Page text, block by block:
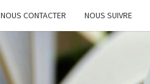
NOUS CONTACTER NOUS SUIVRE